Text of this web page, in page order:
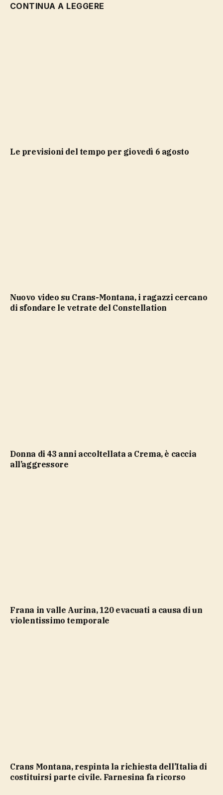
CONTINUA A LEGGERE
Le previsioni del tempo per giovedì 6 agosto
Nuovo video su Crans-Montana, i ragazzi cercano
di sfondare le vetrate del Constellation
Donna di 43 anni accoltellata a Crema, è caccia
all’aggressore
Frana in valle Aurina, 120 evacuati a causa di un
violentissimo temporale
Crans Montana, respinta la richiesta dell’Italia di
costituirsi parte civile. Farnesina fa ricorso